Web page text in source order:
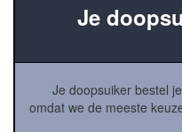
Je
Je doopsuiker bestel
omdat we de meeste